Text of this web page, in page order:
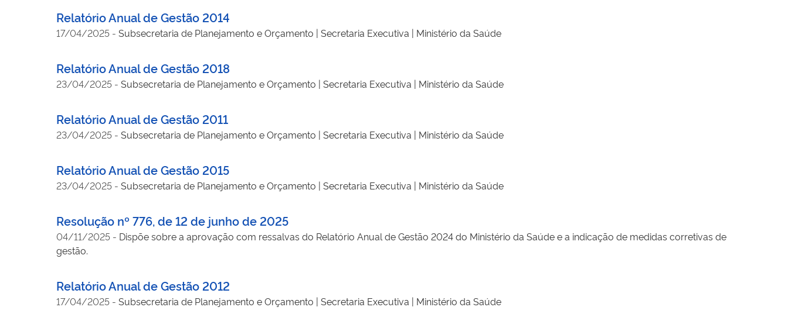
Relatório Anual de Gestão 2014
17/04/2025 - Subsecretaria de Planejamento e Orçamento | Secretaria Executiva | Ministério da Saúde
Relatório Anual de Gestão 2018
23/04/2025 - Subsecretaria de Planejamento e Orçamento | Secretaria Executiva | Ministério da Saúde
Relatório Anual de Gestão 2011
23/04/2025 - Subsecretaria de Planejamento e Orçamento | Secretaria Executiva | Ministério da Saúde
Relatório Anual de Gestão 2015
23/04/2025 - Subsecretaria de Planejamento e Orçamento | Secretaria Executiva | Ministério da Saúde
Resolução nº 776, de 12 de junho de 2025
04/11/2025 - Dispõe sobre a aprovação com ressalvas do Relatório Anual de Gestão 2024 do Ministério da Saúde e a indicação de medidas corretivas de
gestão.
Relatório Anual de Gestão 2012
17/04/2025 - Subsecretaria de Planejamento e Orçamento | Secretaria Executiva | Ministério da Saúde